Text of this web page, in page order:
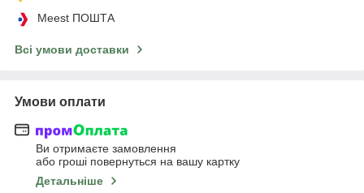
Meest ПОШТА
Всі умови доставки
Умови оплати
Ви отримаєте замовлення
або гроші повернуться на вашу картку
Детальніше